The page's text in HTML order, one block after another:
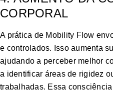
CORPORAL
A prática de Mobility Flow
e controlados. Isso aumenta
ajudando a perceber melhor
a identificar áreas de rigidez
trabalhadas. Essa